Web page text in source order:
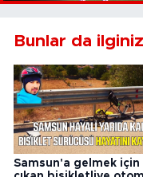
Bunlar da
Samsun'a gelmek için